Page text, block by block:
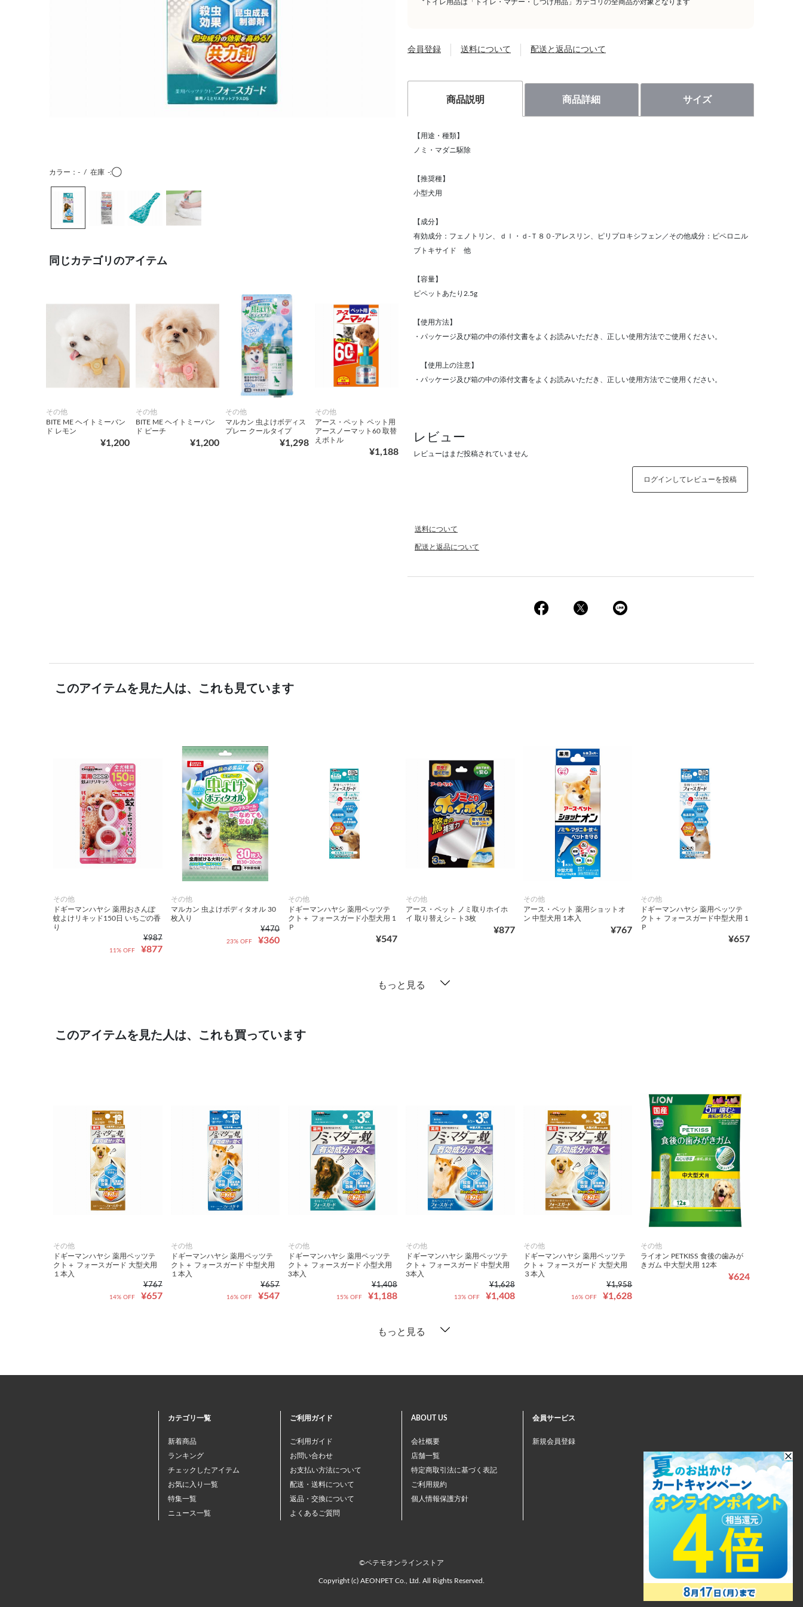
カラー：- / 在庫 -:◯
同じカテゴリのアイテム
その他
BITE ME ヘイトミーバン
ド レモン
¥1,200
その他
BITE ME ヘイトミーバン
ド ピーチ
¥1,200
その他
マルカン 虫よけボディス
プレー クールタイプ
¥1,298
その他
アース・ペット ペット用
アースノーマット60 取替
えボトル
¥1,188
*トイレ用品は「トイレ・マナー・しつけ用品」カテゴリの全商品が対象となります
会員登録 送料について 配送と返品について
商品説明 商品詳細 サイズ
【用途・種類】
ノミ・マダニ駆除
【推奨種】
小型犬用
【成分】
有効成分：フェノトリン、ｄｌ・ｄ‐Ｔ８０‐アレスリン、ピリプロキシフェン／その他成分：ピペロニル
ブトキサイド 他
【容量】
ピペットあたり2.5g
【使用方法】
・パッケージ及び箱の中の添付文書をよくお読みいただき、正しい使用方法でご使用ください。
【使用上の注意】
・パッケージ及び箱の中の添付文書をよくお読みいただき、正しい使用方法でご使用ください。
レビュー
レビューはまだ投稿されていません
ログインしてレビューを投稿
送料について
配送と返品について
このアイテムを見た人は、これも見ています
その他
ドギーマンハヤシ 薬用おさんぽ
蚊よけリキッド150日 いちごの香
り
¥987
¥877
11% OFF
その他
マルカン 虫よけボディタオル 30
枚入り
¥470
¥360
23% OFF
その他
ドギーマンハヤシ 薬用ペッツテ
クト＋ フォースガード小型犬用 1
Ｐ
¥547
その他
アース・ペット ノミ取りホイホ
イ 取り替えシ－ト3枚
¥877
その他
アース・ペット 薬用ショットオ
ン 中型犬用 1本入
¥767
その他
ドギーマンハヤシ 薬用ペッツテ
クト＋ フォースガード中型犬用 1
Ｐ
¥657
もっと見る
このアイテムを見た人は、これも買っています
その他
ドギーマンハヤシ 薬用ペッツテ
クト＋ フォースガード 大型犬用
１本入
¥767
¥657
14% OFF
その他
ドギーマンハヤシ 薬用ペッツテ
クト＋ フォースガード 中型犬用
１本入
¥657
¥547
16% OFF
その他
ドギーマンハヤシ 薬用ペッツテ
クト＋ フォースガード 小型犬用
3本入
¥1,408
¥1,188
15% OFF
その他
ドギーマンハヤシ 薬用ペッツテ
クト＋ フォースガード 中型犬用
3本入
¥1,628
¥1,408
13% OFF
その他
ドギーマンハヤシ 薬用ペッツテ
クト＋ フォースガード 大型犬用
３本入
¥1,958
¥1,628
16% OFF
その他
ライオン PETKISS 食後の歯みが
きガム 中大型犬用 12本
¥624
もっと見る
カテゴリ一覧
新着商品
ランキング
チェックしたアイテム
お気に入り一覧
特集一覧
ニュース一覧
ご利用ガイド
ご利用ガイド
お問い合わせ
お支払い方法について
配送・送料について
返品・交換について
よくあるご質問
ABOUT US
会社概要
店舗一覧
特定商取引法に基づく表記
ご利用規約
個人情報保護方針
会員サービス
新規会員登録
©ペテモオンラインストア
Copyright (c) AEONPET Co., Ltd. All Rights Reserved.